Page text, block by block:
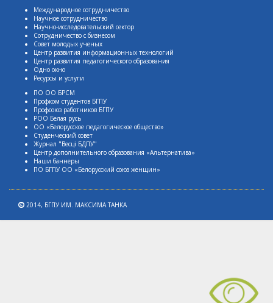
Международное сотрудничество
Научное сотрудничество
Научно-исследовательский сектор
Сотрудничество с бизнесом
Совет молодых ученых
Центр развития информационных технологий
Центр развития педагогического образования
Одно окно
Ресурсы и услуги
ПО ОО БРСМ
Профком студентов БГПУ
Профсоюз работников БГПУ
РОО Белая русь
ОО «Белорусское педагогическое общество»
Студенческий совет
Журнал "Весцi БДПУ"
Центр дополнительного образования «Альтернатива»
Наши баннеры
ПО БГПУ ОО «Белорусский союз женщин»
2014, БГПУ ИМ. МАКСИМА ТАНКА